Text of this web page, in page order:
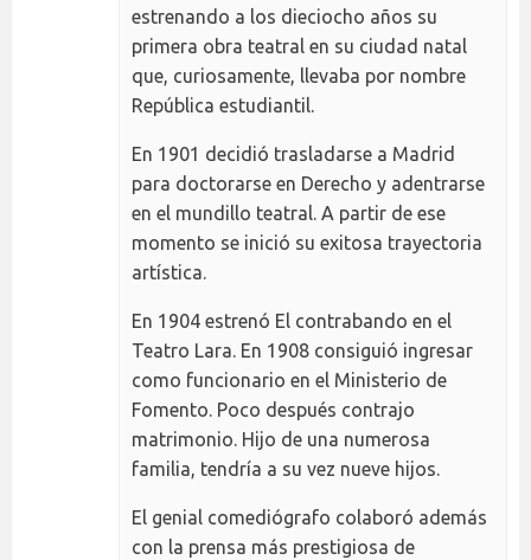
estrenando a los dieciocho años su
primera obra teatral en su ciudad natal
que, curiosamente, llevaba por nombre
República estudiantil.
En 1901 decidió trasladarse a Madrid
para doctorarse en Derecho y adentrarse
en el mundillo teatral. A partir de ese
momento se inició su exitosa trayectoria
artística.
En 1904 estrenó El contrabando en el
Teatro Lara. En 1908 consiguió ingresar
como funcionario en el Ministerio de
Fomento. Poco después contrajo
matrimonio. Hijo de una numerosa
familia, tendría a su vez nueve hijos.
El genial comediógrafo colaboró además
con la prensa más prestigiosa de